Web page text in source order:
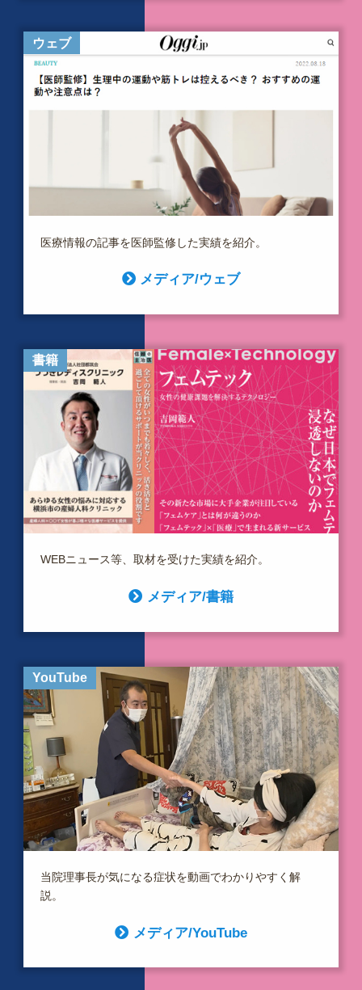
ウェブ
医療情報の記事を医師監修した実績を紹介。
メディア/ウェブ
書籍
WEBニュース等、取材を受けた実績を紹介。
メディア/書籍
YouTube
当院理事長が気になる症状を動画でわかりやすく解
説。
メディア/YouTube